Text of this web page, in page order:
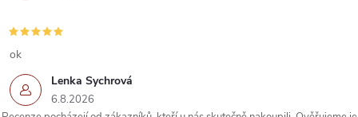
v
ý
p
Lenka Sychrová
6.8.2026
ok